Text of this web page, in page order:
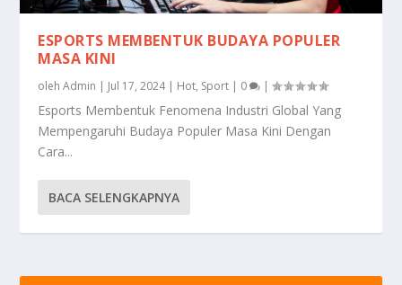
ESPORTS MEMBENTUK BUDAYA POPULER
MASA KINI
olehAdmin | Jul 17, 2024| Hot, Sport | 0 |
Esports Membentuk Fenomena Industri Global Yang
Mempengaruhi Budaya Populer Masa Kini Dengan
Cara...
BACA SELENGKAPNYA